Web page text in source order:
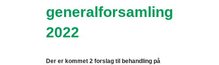
generalforsamling
2022
Der er kommet 2 forslag til behandling på